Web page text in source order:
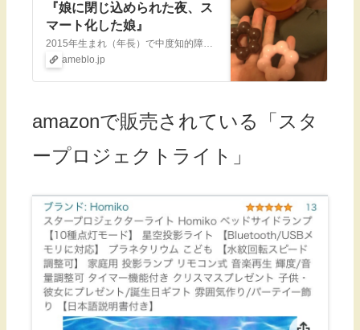
『娘に閉じ込められた夜、ス
マート化した娘』
2015年生まれ（年長）で中度知的障害（IQ39→2021.9診断）を伴う自閉スペクトラム症の娘の日常、あとは母のダイエットや愚痴、就学についてなど色々書いて…
ameblo.jp
amazonで販売されている「スタ
ープロジェクトライト」